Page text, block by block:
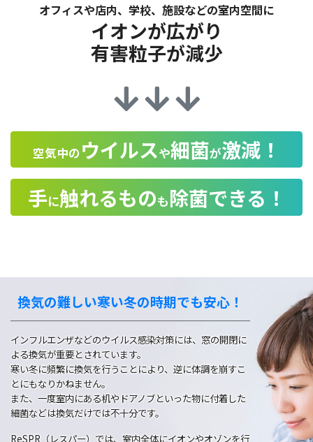
オフィスや店内、学校、施設などの室内空間に
イオンが広がり
有害粒子が減少
空気中のウイルスや細菌が激減！
手に触れるものも除菌できる！
換気の難しい寒い冬の時期でも安心！
インフルエンザなどのウイルス感染対策には、窓の開閉に
よる換気が重要とされています。
寒い冬に頻繁に換気を行うことにより、逆に体調を崩すこ
とにもなりかねません。
また、一度室内にある机やドアノブといった物に付着した
細菌などは換気だけでは不十分です。
ReSPR（レスパー）では、室内全体にイオンやオゾンを行